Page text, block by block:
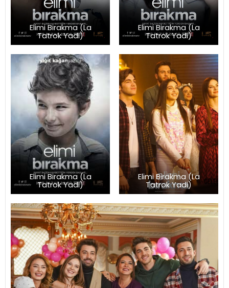
Elimi Birakma (La
Tatrok Yadi)
Elimi Birakma (La
Tatrok Yadi)
Elimi Birakma (La
Tatrok Yadi)
Elimi Birakma (La
Tatrok Yadi)